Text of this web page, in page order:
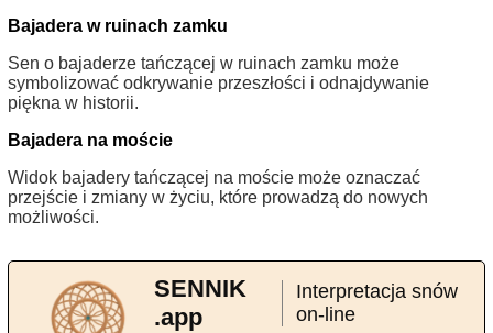
Bajadera w ruinach zamku
Sen o bajaderze tańczącej w ruinach zamku może
symbolizować odkrywanie przeszłości i odnajdywanie
piękna w historii.
Bajadera na moście
Widok bajadery tańczącej na moście może oznaczać
przejście i zmiany w życiu, które prowadzą do nowych
możliwości.
SENNIK
.app
Interpretacja snów
on-line